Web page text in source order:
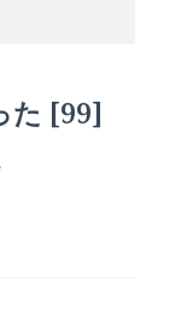
た [99]